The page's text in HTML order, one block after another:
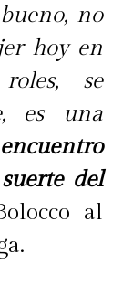
no
hoy en
se
es una
del
al